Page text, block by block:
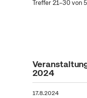
Treffer 21–30 von
2024
17.8.2024